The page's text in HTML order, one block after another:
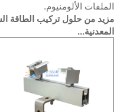
الملفات الألومنيوم.
مزيد من حلول تركيب الطاقة
المعدنية...